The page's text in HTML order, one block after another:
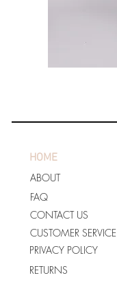
HOME
ABOUT
FAQ
CONTACT US
CUSTOMER SERVICE
PRIVACY POLICY
RETURNS